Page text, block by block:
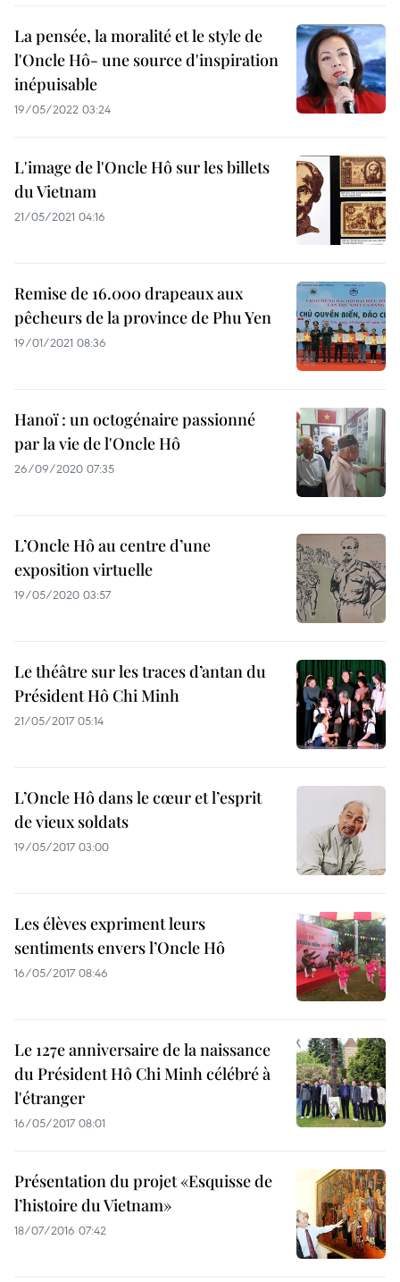
La pensée, la moralité et le style de
l'Oncle Hô- une source d'inspiration
inépuisable
19/05/2022 03:24
L'image de l'Oncle Hô sur les billets
du Vietnam
21/05/2021 04:16
Remise de 16.000 drapeaux aux
pêcheurs de la province de Phu Yen
19/01/2021 08:36
Hanoï : un octogénaire passionné
par la vie de l'Oncle Hô
26/09/2020 07:35
L’Oncle Hô au centre d’une
exposition virtuelle
19/05/2020 03:57
Le théâtre sur les traces d’antan du
Président Hô Chi Minh
21/05/2017 05:14
L’Oncle Hô dans le cœur et l’esprit
de vieux soldats
19/05/2017 03:00
Les élèves expriment leurs
sentiments envers l’Oncle Hô
16/05/2017 08:46
Le 127e anniversaire de la naissance
du Président Hô Chi Minh célébré à
l'étranger
16/05/2017 08:01
Présentation du projet «Esquisse de
l’histoire du Vietnam»
18/07/2016 07:42